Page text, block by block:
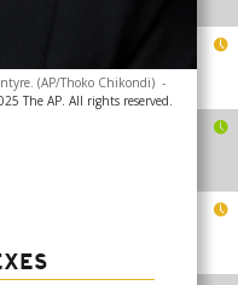
(AP/Thoko Chikondi) -
The AP. All rights reserved.